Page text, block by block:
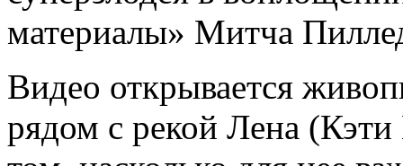
материалы» Митча
Видео открывается
рядом с рекой Лена